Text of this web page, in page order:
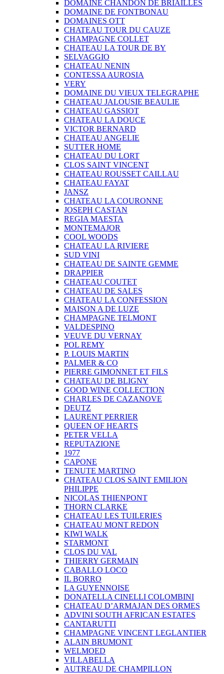
DOMAINE CHANDON DE BRIAILLES
DOMAINE DE FONTBONAU
DOMAINES OTT
CHATEAU TOUR DU CAUZE
CHAMPAGNE COLLET
CHATEAU LA TOUR DE BY
SELVAGGIO
CHATEAU NENIN
CONTESSA AUROSIA
VERY
DOMAINE DU VIEUX TELEGRAPHE
CHATEAU JALOUSIE BEAULIE
CHATEAU GASSIOT
CHATEAU LA DOUCE
VICTOR BERNARD
CHATEAU ANGELIE
SUTTER HOME
CHATEAU DU LORT
CLOS SAINT VINCENT
CHATEAU ROUSSET CAILLAU
CHATEAU FAYAT
JANSZ
CHATEAU LA COURONNE
JOSEPH CASTAN
REGIA MAESTA
MONTEMAJOR
COOL WOODS
CHATEAU LA RIVIERE
SUD VINI
CHATEAU DE SAINTE GEMME
DRAPPIER
CHATEAU COUTET
CHATEAU DE SALES
CHATEAU LA CONFESSION
MAISON A DE LUZE
CHAMPAGNE TELMONT
VALDESPINO
VEUVE DU VERNAY
POL REMY
P. LOUIS MARTIN
PALMER & CO
PIERRE GIMONNET ET FILS
CHATEAU DE BLIGNY
GOOD WINE COLLECTION
CHARLES DE CAZANOVE
DEUTZ
LAURENT PERRIER
QUEEN OF HEARTS
PETER VELLA
REPUTAZIONE
1977
CAPONE
TENUTE MARTINO
CHATEAU CLOS SAINT EMILION
PHILIPPE
NICOLAS THIENPONT
THORN CLARKE
CHATEAU LES TUILERIES
CHATEAU MONT REDON
KIWI WALK
STARMONT
CLOS DU VAL
THIERRY GERMAIN
CABALLO LOCO
IL BORRO
LA GUYENNOISE
DONATELLA CINELLI COLOMBINI
CHATEAU D’ARMAJAN DES ORMES
ADVINI SOUTH AFRICAN ESTATES
CANTARUTTI
CHAMPAGNE VINCENT LEGLANTIER
ALAIN BRUMONT
WELMOED
VILLABELLA
AUTREAU DE CHAMPILLON